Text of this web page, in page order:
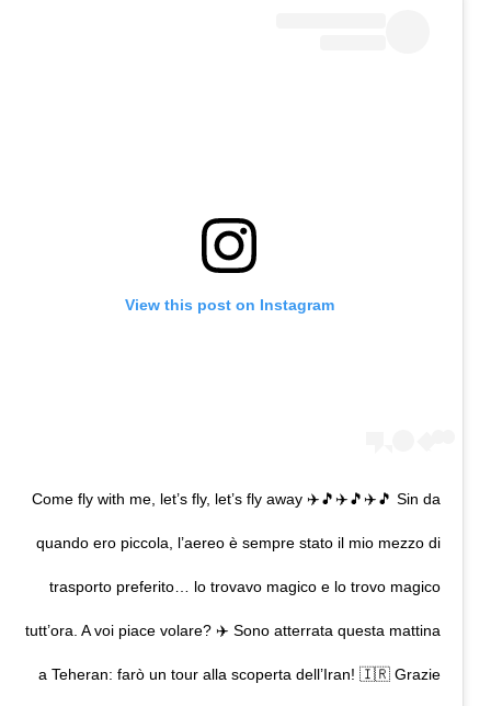
View this post on Instagram
Come fly with me, let’s fly, let’s fly away ✈️🎵✈️🎵✈️🎵 Sin da
quando ero piccola, l’aereo è sempre stato il mio mezzo di
trasporto preferito… lo trovavo magico e lo trovo magico
tutt’ora. A voi piace volare? ✈️ Sono atterrata questa mattina
a Teheran: farò un tour alla scoperta dell’Iran! 🇮🇷 Grazie